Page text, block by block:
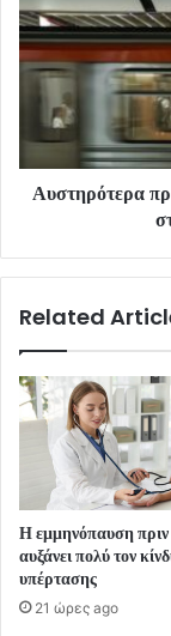
Αυστηρότερα
Related
Η εμμηνόπαυση
αυξάνει πολύ τον
υπέρτασης
21 ώρες ago